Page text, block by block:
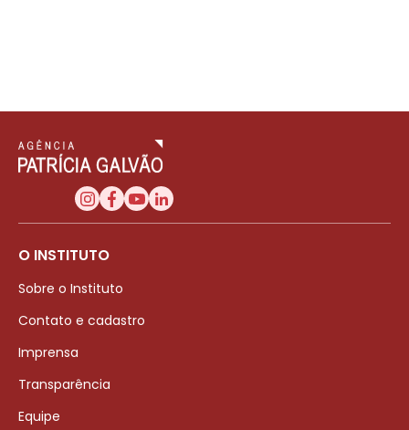
O INSTITUTO
Sobre o Instituto
Contato e cadastro
Imprensa
Transparência
Equipe